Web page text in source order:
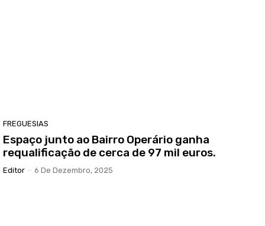
FREGUESIAS
Espaço junto ao Bairro Operário ganha
requalificação de cerca de 97 mil euros.
Editor - 6 De Dezembro, 2025